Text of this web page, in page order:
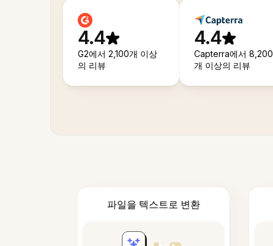
4.4
G2에서 2,100개 이상
의 리뷰
4.4
Capterra에서 8,200
개 이상의 리뷰
파일을 텍스트로 변환